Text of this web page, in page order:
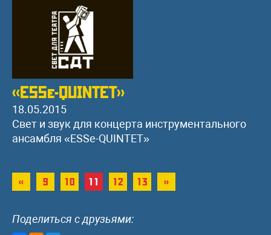
«ESSe-QUINTET»
18.05.2015
Свет и звук для концерта инструментального
ансамбля «ESSe-QUINTET»
« 9 10 11 12 13 »
Поделиться с друзьями: